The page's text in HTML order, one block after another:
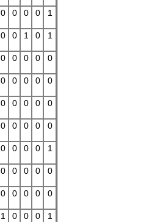
0 0 0 0 1
0 0 1 0 1
0 0 0 0 0
0 0 0 0 0
0 0 0 0 0
0 0 0 0 0
0 0 0 0 1
0 0 0 0 0
0 0 0 0 0
1 0 0 0 1